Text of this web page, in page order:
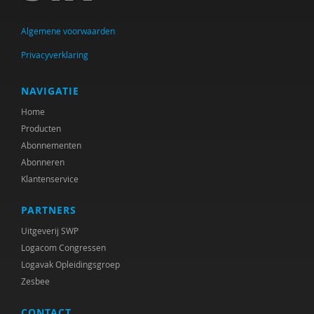
Rob Bartels
Suzanne Batelaan
Laura Batstra
Karen Bauwens
Fiet van Beek
Aleid H.M. Beets Kessens
Marjorie Beld
Frank van den Berg
Marianne Berger
Maurits Berger
Algemene voorwaarden
Privacyverklaring
NAVIGATIE
Home
Producten
Abonnementen
Abonneren
Klantenservice
PARTNERS
Uitgeverij SWP
Logacom Congressen
Logavak Opleidingsgroep
Zesbee